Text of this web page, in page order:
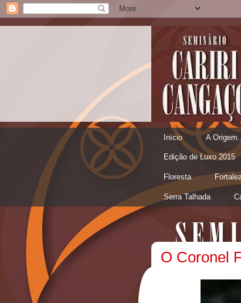
Início A
Edição de Luxo 2015
Floresta
Serra Talhada
O Coronel